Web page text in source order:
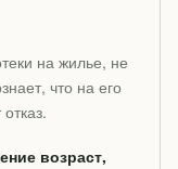
на жилье, не
что на его
возраст,